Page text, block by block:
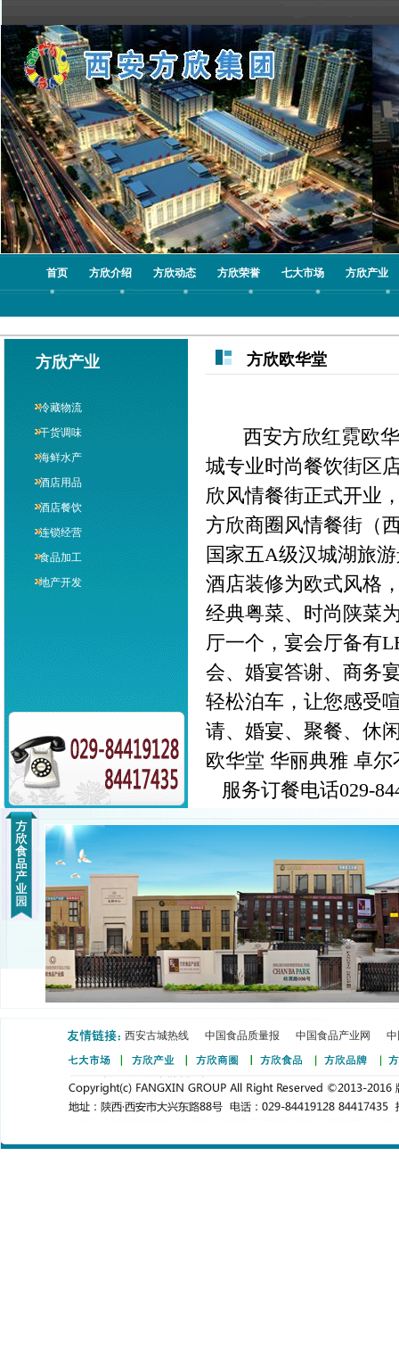
首页 方欣介绍 方欣动态 方欣荣誉 七大市场 方欣产业
方欣产业
冷藏物流
干货调味
海鲜水产
酒店用品
酒店餐饮
连锁经营
食品加工
地产开发
方欣欧华堂
西安方欣红霓欧华
城专业时尚餐饮街区
欣风情餐街正式开业
方欣商圈风情餐街（
国家五A级汉城湖旅
酒店装修为欧式风格
经典粤菜、时尚陕菜
厅一个，宴会厅备有
会、婚宴答谢、商务
轻松泊车，让您感受
请、婚宴、聚餐、休
欧华堂 华丽典雅 卓
服务订餐电话029-
西安古城热线 中国食品质量报 中国食品产业网